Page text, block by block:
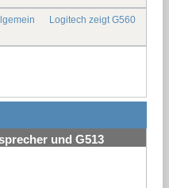
Logitech zeigt G560
und G513